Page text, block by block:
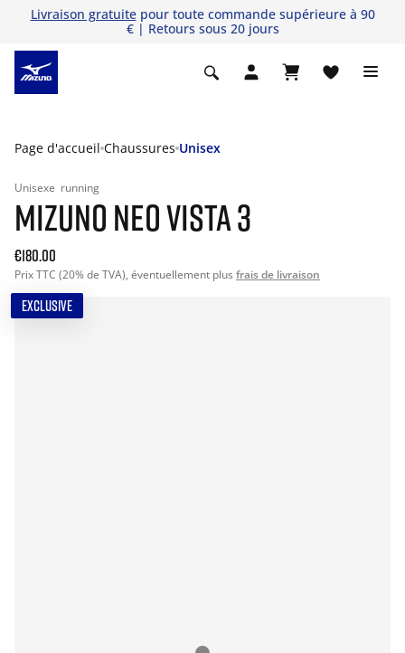
Livraison gratuitepour toute commande supérieure à 90
€ | Retours sous 20 jours
Page d'accueil Chaussures Unisex
Unisexe running
MIZUNO NEO VISTA 3
€180.00
Prix TTC (20% de TVA), éventuellement plus frais de livraison
EXCLUSIVE